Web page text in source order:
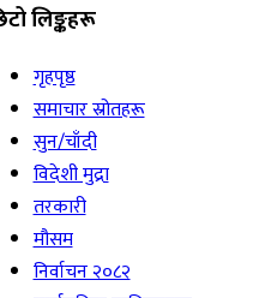
लिङ्कहरू
गृहपृष्ठ
समाचार स्रोतहरू
सुन/चाँदी
विदेशी मुद्रा
तरकारी
मौसम
निर्वाचन २०८२